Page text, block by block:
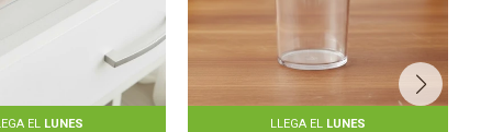
EL LUNES LLEGA EL LUNES